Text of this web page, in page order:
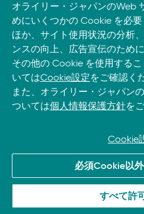
■p.147 図5-6
【誤】Pooler
【正】Poller
■p.171 脚注
【誤】振舞う
【正】振る舞う
【正】組み合わせ
【誤】後ほどで
Take O’Reilly with you and learn
phone
and tablet.
© 2026, O’Reilly Japan, Inc.
のトレードマークおよび登録商標
オライリー・ジャパンのWeb
めにいくつかの Cookie を必
ほか、サイト使用状況の分析
ンスの向上、広告宣伝のため
その他の Cookie を使用する
いてはCookie設定をご確認く
また、オライリー・ジャパン
ついては個人情報保護方針を
Cookie
必須Cookie以
すべて許